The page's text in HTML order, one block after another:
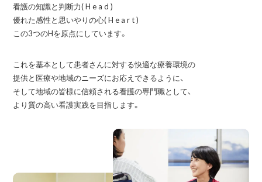
看護の知識と判断力( H e a d )
優れた感性と思いやりの心( H e a r t )
この3つのHを原点にしています。
これを基本として患者さんに対する快適な療養環境の
提供と医療や地域のニーズにお応えできるように、
そして地域の皆様に信頼される看護の専門職として、
より質の高い看護実践を目指します。